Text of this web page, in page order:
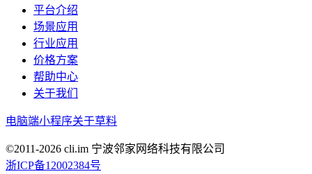
平台介绍
场景应用
行业应用
价格方案
帮助中心
关于我们
电脑端小程序关于草料
©2011-2026 cli.im 宁波邻家网络科技有限公司
浙ICP备12002384号